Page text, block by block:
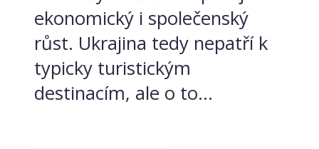
ekonomický i společenský
růst. Ukrajina tedy nepatří k
typicky turistickým
destinacím, ale o to...